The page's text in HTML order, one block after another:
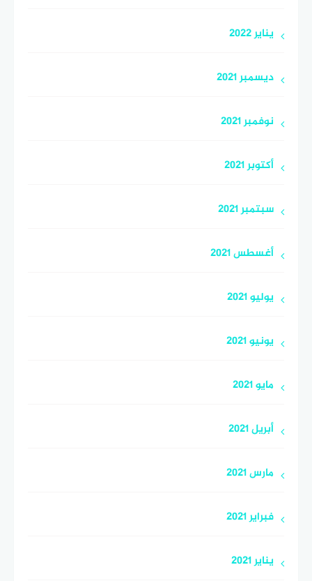
يناير 2022
ديسمبر 2021
نوفمبر 2021
أكتوبر 2021
سبتمبر 2021
أغسطس 2021
يوليو 2021
يونيو 2021
مايو 2021
أبريل 2021
مارس 2021
فبراير 2021
يناير 2021